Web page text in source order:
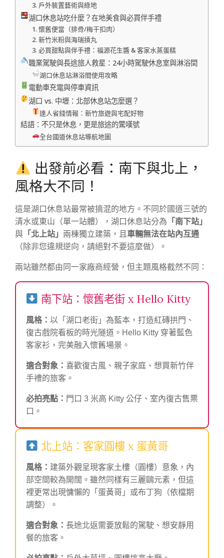
3. 戶外裝置藝術與綠地
湖口休息站吃什麼？在地美食與必買伴手禮
1. 懷舊便當（排骨/梅干扣肉）
2. 新竹米粉與海瑞摃丸
3. 必買甜點與伴手禮：福源花生醬 & 客家水蒸蛋糕
職業駕駛與長途旅人救星：24小時駕駛休息室與淋浴間
湖口休息站淋浴間使用攻略
電動車充電與停車資訊
湖口 vs. 中壢：北部休息站怎麼選？
達人省錢情報：新竹旅遊與宅配好物
結語：不只是休息，更是旅途的驚嘆號
全台國道休息站導航地圖
出發前必看：南下與北上，
風格大不同！
這是湖口休息站最常被搞混的地方。不同於國道三號的
清水或東山（單一站體），湖口休息站分為 「南下站」
與 「北上站」 兩棟獨立建築，且 車輛無法在站內互通
（除非您違規逆向，請絕對不要這麼做）。
兩站雖然都由同一家廠商經營，但主題風格截然不同：
南下站：懷舊老街 x Hello Kitty
風格： 以「湖口老街」為藍本，打造紅磚拱門、
復古戲院看板的時光隧道。Hello Kitty 穿著藍色
客家衫，完美融入懷舊場景。
適合對象： 喜歡復古風、親子家庭、想買新竹伴
手禮的旅客。
必拍亮點： 門口 3 米高 Kitty 公仔、室內復古售票
口。
北上站：客家圓樓 x 蛋黃哥
風格： 建築外觀呈現客家土樓（圓樓）意象，內
部空間較為開闊。雖然同樣有三麗鷗元素，但這
裡更常出現慵懶的「蛋黃哥」或布丁狗（依檔期
調整）。
適合對象： 長途北返需要放鬆的駕駛、想安靜用
餐的旅客。